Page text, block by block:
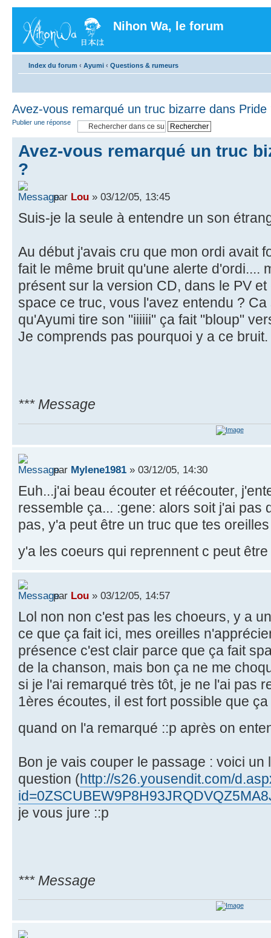
Nihon Wa, le forum
Index du forum ‹ Ayumi ‹ Questions & rumeurs
Avez-vous remarqué un truc bizarre dans Pride
Publier une réponse
Avez-vous remarqué un truc
?
par Lou » 03/12/05, 13:45
Suis-je la seule à entendre un son
Au début j'avais cru que mon ordi avait
fait le même bruit qu'une alerte d'ordi....
présent sur la version CD, dans le PV
space ce truc, vous l'avez entendu ?
qu'Ayumi tire son "iiiiii" ça fait "bloup"
Je comprends pas pourquoi y a ce bruit.
*** Message
par Mylene1981 » 03/12/05, 14:30
Euh...j'ai beau écouter et réécouter,
ressemble ça... :gene: alors soit j'ai pas
pas, y'a peut être un truc que tes
y'a les coeurs qui reprennent c peut être
par Lou » 03/12/05, 14:57
Lol non non c'est pas les choeurs, y a
ce que ça fait ici, mes oreilles
présence c'est clair parce que ça fait
de la chanson, mais bon ça ne me
si je l'ai remarqué très tôt, je ne l'ai pas
1ères écoutes, il est fort possible que
quand on l'a remarqué ::p après on
Bon je vais couper le passage : voici un
question (http://s26.yousendit.com/
je vous jure ::p
*** Message